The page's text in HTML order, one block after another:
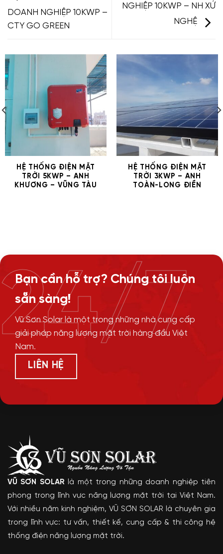
DOANH NGHIỆP 10KWP –
CTY GO GREEN
NGHIỆP 10KWP – NH XỨ
NGHỆ
HỆ THỐNG ĐIỆN MẶT
TRỜI 5KWP – ANH
KHƯƠNG – VŨNG TÀU
HỆ THỐNG ĐIỆN MẶT
TRỜI 3KWP – ANH
TOÀN-LONG ĐIỀN
Bạn cần hỗ trợ? Chúng tôi luôn
sẵn sàng!
Vũ Sơn Solar là một trong những nhà cung cấp
giải pháp năng lượng mặt trời hàng đầu Việt
Nam.
LIÊN HỆ
24/7
VŨ SƠN SOLAR là một trong những doanh nghiệp tiên
phong trong lĩnh vực năng lượng mặt trời tại Việt Nam.
Với nhiều năm kinh nghiệm, VŨ SƠN SOLAR là chuyên gia
trong lĩnh vực: tư vấn, thiết kế, cung cấp & thi công hệ
thống điện năng lượng mặt trời.